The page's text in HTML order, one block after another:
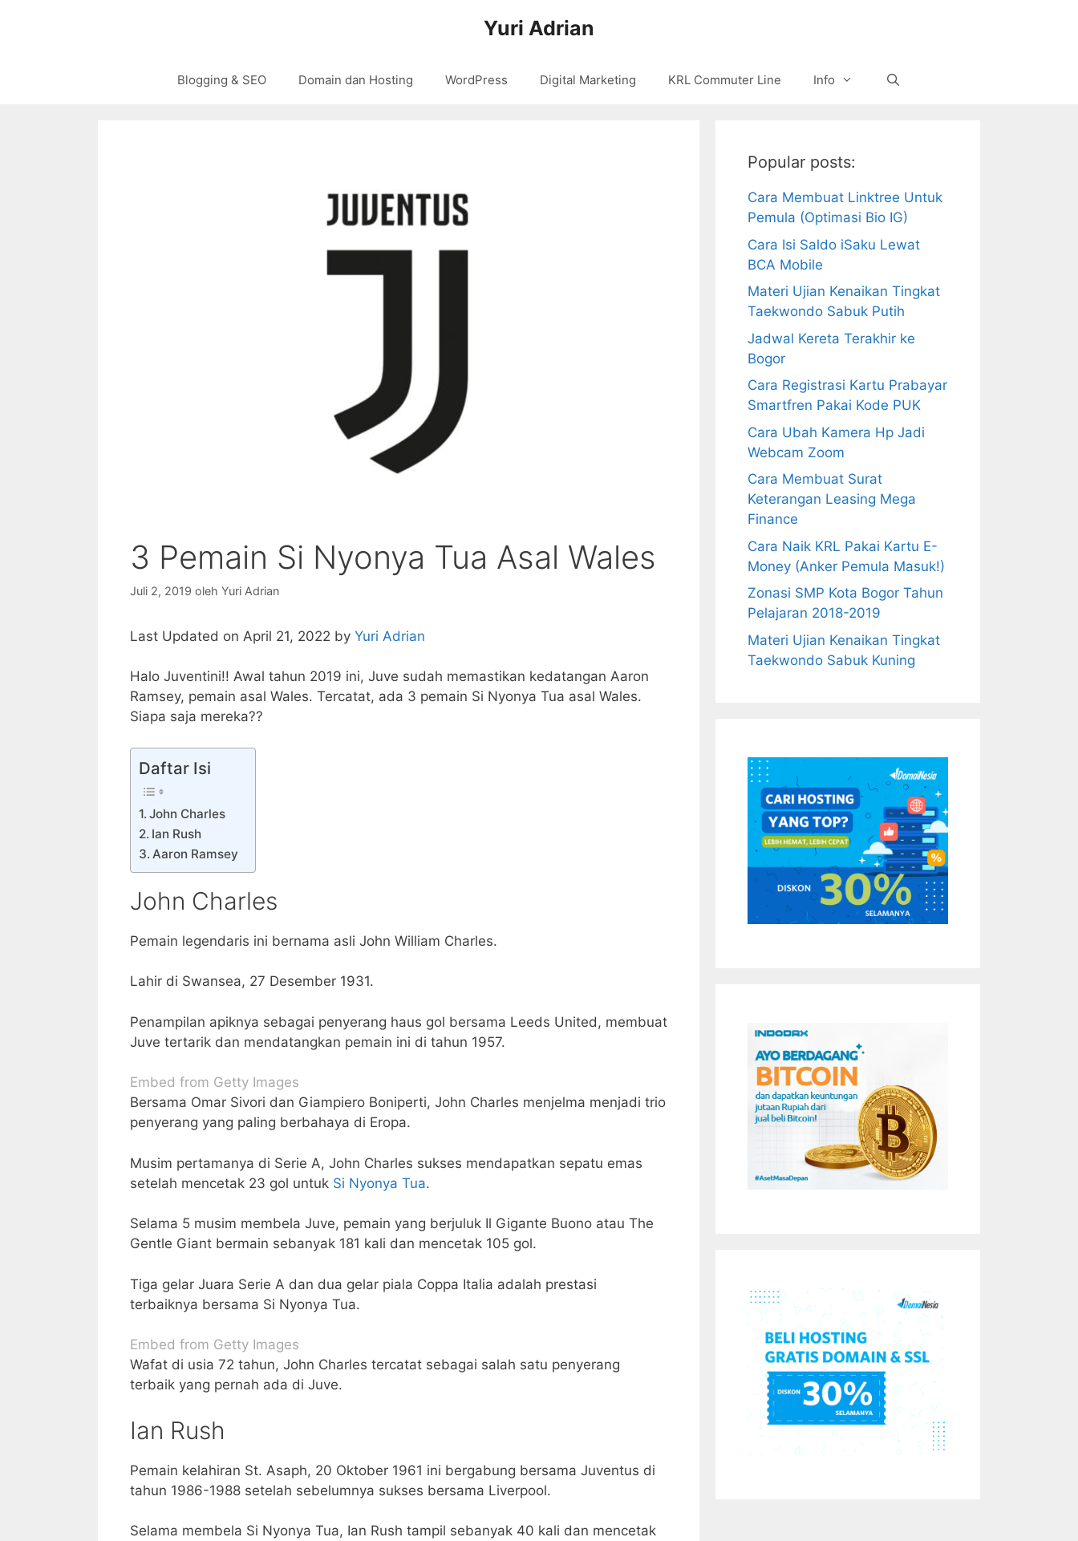
Yuri Adrian
Blogging & SEO Domain dan Hosting WordPress Digital Marketing KRL Commuter Line Info
3 Pemain Si Nyonya Tua Asal Wales
Juli 2, 2019 oleh Yuri Adrian
Last Updated on April 21, 2022 by Yuri Adrian
Halo Juventini!! Awal tahun 2019 ini, Juve sudah memastikan kedatangan Aaron
Ramsey, pemain asal Wales. Tercatat, ada 3 pemain Si Nyonya Tua asal Wales.
Siapa saja mereka??
Daftar Isi
John Charles
Ian Rush
Aaron Ramsey
John Charles
Pemain legendaris ini bernama asli John William Charles.
Lahir di Swansea, 27 Desember 1931.
Penampilan apiknya sebagai penyerang haus gol bersama Leeds United, membuat
Juve tertarik dan mendatangkan pemain ini di tahun 1957.
Embed from Getty Images
Bersama Omar Sivori dan Giampiero Boniperti, John Charles menjelma menjadi trio
penyerang yang paling berbahaya di Eropa.
Musim pertamanya di Serie A, John Charles sukses mendapatkan sepatu emas
setelah mencetak 23 gol untuk Si Nyonya Tua.
Selama 5 musim membela Juve, pemain yang berjuluk Il Gigante Buono atau The
Gentle Giant bermain sebanyak 181 kali dan mencetak 105 gol.
Tiga gelar Juara Serie A dan dua gelar piala Coppa Italia adalah prestasi
terbaiknya bersama Si Nyonya Tua.
Embed from Getty Images
Wafat di usia 72 tahun, John Charles tercatat sebagai salah satu penyerang
terbaik yang pernah ada di Juve.
Ian Rush
Pemain kelahiran St. Asaph, 20 Oktober 1961 ini bergabung bersama Juventus di
tahun 1986-1988 setelah sebelumnya sukses bersama Liverpool.
Selama membela Si Nyonya Tua, Ian Rush tampil sebanyak 40 kali dan mencetak
Popular posts:
Cara Membuat Linktree Untuk
Pemula (Optimasi Bio IG)
Cara Isi Saldo iSaku Lewat
BCA Mobile
Materi Ujian Kenaikan Tingkat
Taekwondo Sabuk Putih
Jadwal Kereta Terakhir ke
Bogor
Cara Registrasi Kartu Prabayar
Smartfren Pakai Kode PUK
Cara Ubah Kamera Hp Jadi
Webcam Zoom
Cara Membuat Surat
Keterangan Leasing Mega
Finance
Cara Naik KRL Pakai Kartu E-
Money (Anker Pemula Masuk!)
Zonasi SMP Kota Bogor Tahun
Pelajaran 2018-2019
Materi Ujian Kenaikan Tingkat
Taekwondo Sabuk Kuning